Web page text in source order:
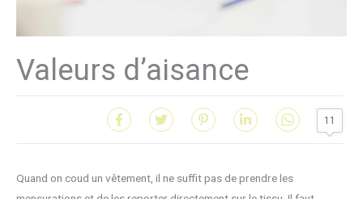
Valeurs d’aisance
11
Quand on coud un vêtement, il ne suffit pas de prendre les